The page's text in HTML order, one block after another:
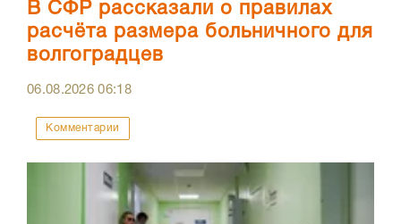
В СФР рассказали о правилах
расчёта размера больничного для
волгоградцев
06.08.202606:18
Комментарии